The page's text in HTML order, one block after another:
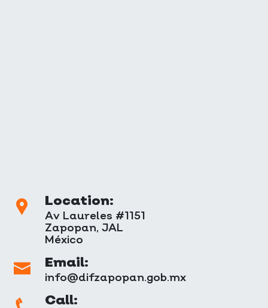
Location:
Av Laureles #1151
Zapopan, JAL
México
Email:
info@difzapopan.gob.mx
Call: